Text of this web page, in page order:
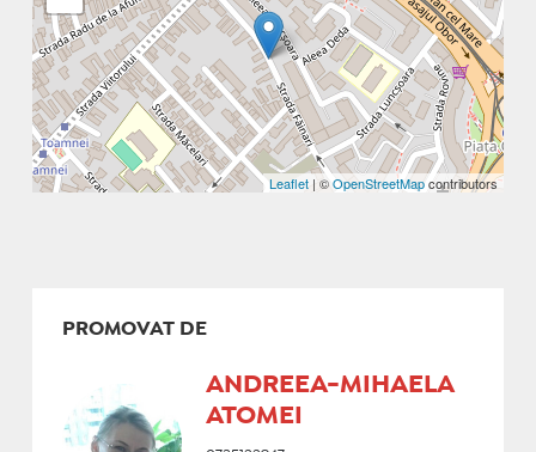
Leaflet | ©OpenStreetMapcontributors
PROMOVAT DE
ANDREEA-MIHAELA
ATOMEI